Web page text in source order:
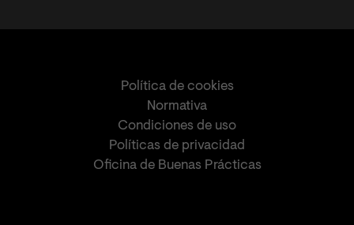
Política de cookies
Normativa
Condiciones de uso
Políticas de privacidad
Oficina de Buenas Prácticas